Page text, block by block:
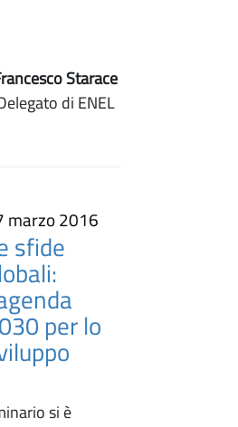
Starace
di ENEL
marzo 2016
sfide
per lo
si è